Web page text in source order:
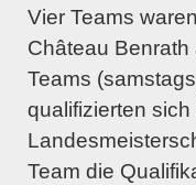
Vier Teams
Château Benrath
Teams
qualifizierten sich
Team die